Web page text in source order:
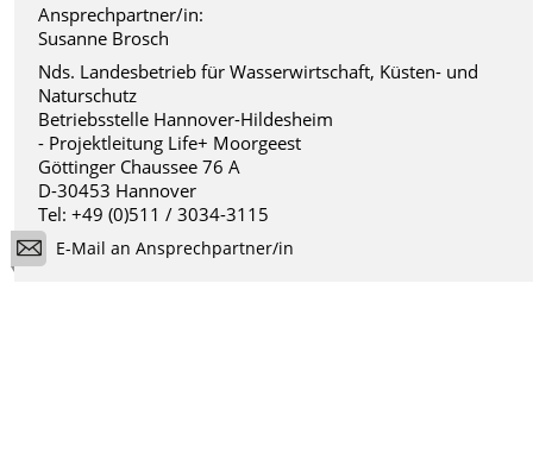
Ansprechpartner/in:
Susanne Brosch
Nds. Landesbetrieb für Wasserwirtschaft, Küsten- und
Naturschutz
Betriebsstelle Hannover-Hildesheim
- Projektleitung Life+ Moorgeest
Göttinger Chaussee 76 A
D-30453 Hannover
Tel: +49 (0)511 / 3034-3115
E-Mail an Ansprechpartner/in